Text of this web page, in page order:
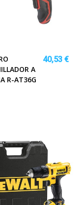
A
R-AT36G
40,53 €